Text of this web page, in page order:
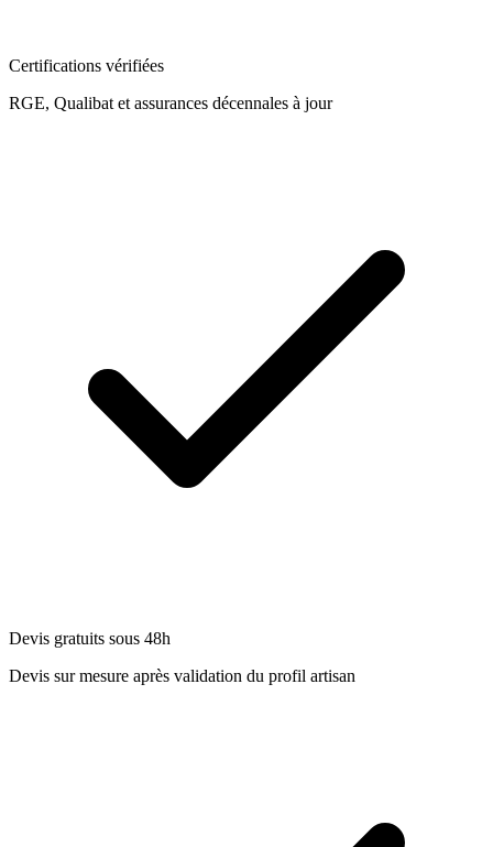
Certifications vérifiées
RGE, Qualibat et assurances décennales à jour
Devis gratuits sous 48h
Devis sur mesure après validation du profil artisan